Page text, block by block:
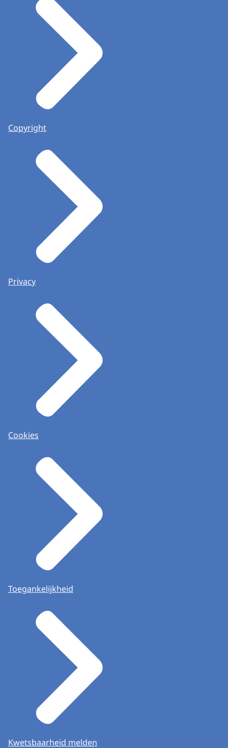
Copyright
Privacy
Cookies
Toegankelijkheid
Kwetsbaarheid melden